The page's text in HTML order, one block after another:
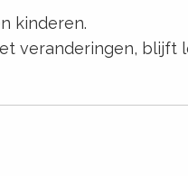
kinderen.
veranderingen, blijft